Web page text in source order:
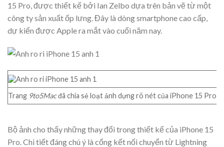
15 Pro, được thiết kế bởi Ian Zelbo dựa trên bản vẽ từ một
công ty sản xuất ốp lưng. Đây là dòng smartphone cao cấp,
dự kiến được Apple ra mắt vào cuối năm nay.
Trang 9to5Macđã chia sẻ loạt ảnh dựng rõ nét của iPhone 15 Pro,
Bộ ảnh cho thấy những thay đổi trong thiết kế của iPhone 15
Pro. Chi tiết đáng chú ý là cổng kết nối chuyển từ Lightning